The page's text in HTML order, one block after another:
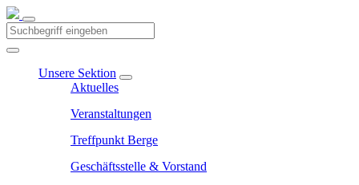
Unsere Sektion
Aktuelles
Veranstaltungen
Treffpunkt Berge
Geschäftsstelle & Vorstand